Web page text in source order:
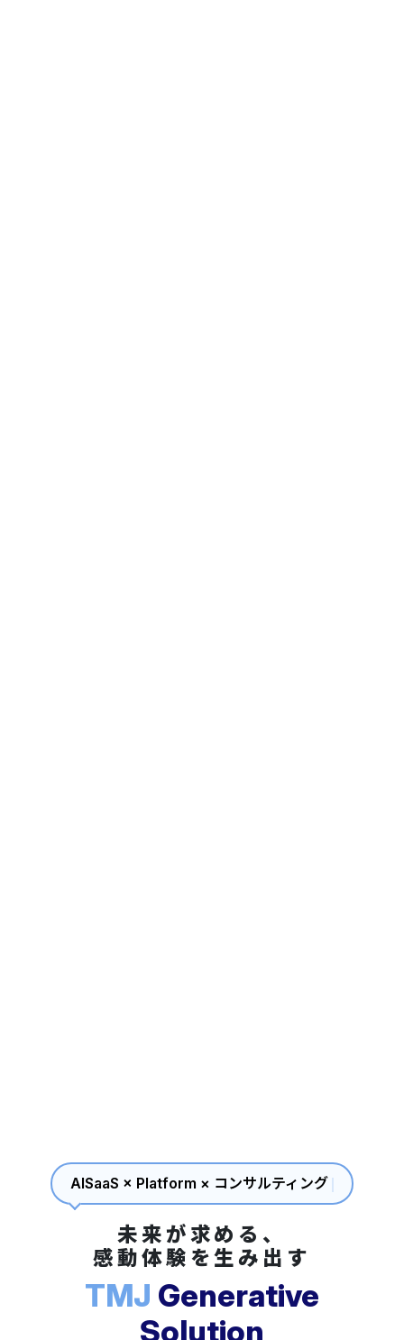
AISaaS × Platform × コ ンサルティ ング
未来が求める、
感動体験を生み出す
TMJ Generative
Solution